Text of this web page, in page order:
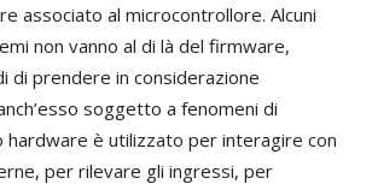
associato al microcontrollore. Alcuni
non vanno al di là del firmware,
di prendere in considerazione
soggetto a fenomeni di
hardware è utilizzato per interagire con
per rilevare gli ingressi, per